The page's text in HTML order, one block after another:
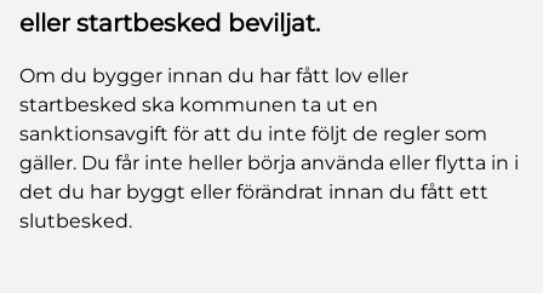
eller startbesked beviljat.
Om du bygger innan du har fått lov eller
startbesked ska kommunen ta ut en
sanktionsavgift för att du inte följt de regler som
gäller. Du får inte heller börja använda eller flytta in i
det du har byggt eller för­ändrat innan du fått ett
slut­besked.